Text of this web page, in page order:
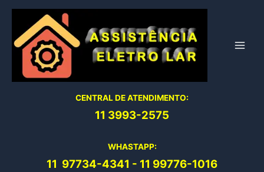
conteúdo
CENTRAL DE ATENDIMENTO:
11 3993-2575
WHASTAPP:
11 97734-4341 - 11 99776-1016